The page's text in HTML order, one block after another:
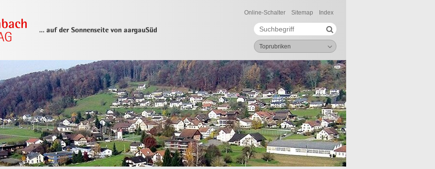
Online-Schalter Sitemap Index
Suchbegriff
Suche starten
Toprubriken